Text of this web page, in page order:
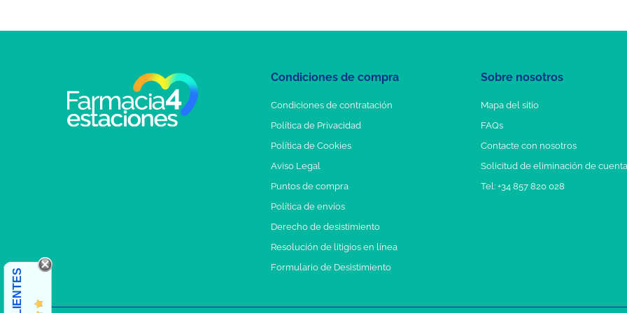
Condiciones de compra
Condiciones de contratación
Política de Privacidad
Política de Cookies
Aviso Legal
Puntos de compra
Política de envíos
Derecho de desistimiento
Resolución de litigios en línea
Formulario de Desistimiento
Sobre nosotros
Mapa del sitio
FAQs
Contacte con nosotros
Solicitud de eliminación de cuenta
Tel: +34 857 820 028